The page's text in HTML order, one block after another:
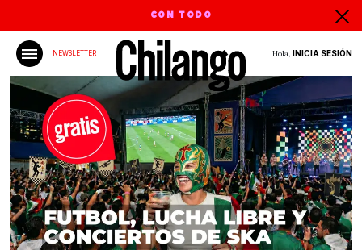
CON TODO
NEWSLETTER Hola, INICIA SESIÓN